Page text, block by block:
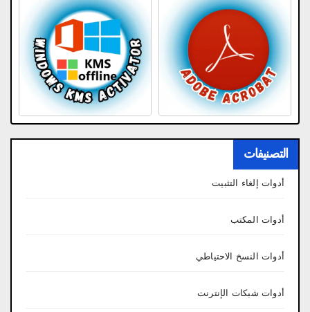
التصنيفات
أدوات إلغاء التثبيت
أدوات المكتب
أدوات النسخ الاحتياطي
أدوات شبكات الإنترنت